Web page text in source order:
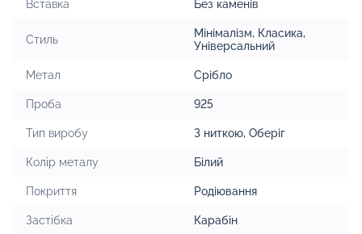
Вставка Без каменів
Стиль Мінімалізм, Класика,
Універсальний
Метал Срібло
Проба 925
Тип виробу З ниткою, Оберіг
Колір металу Білий
Покриття Родіювання
Застібка Карабін